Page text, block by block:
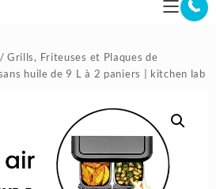
/ Grills, Friteuses et Plaques de
huile de 9 L à 2 paniers | kitchen lab